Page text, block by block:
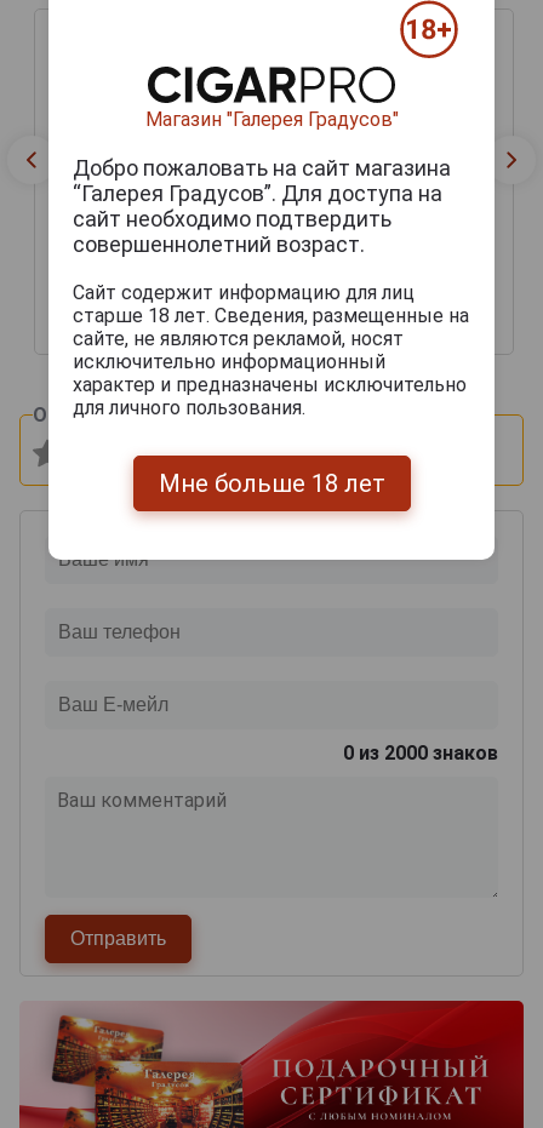
Gelas 2004 Арманьяк
Желас 2004г 0.7л в
подарочной упаковке
10 521 руб.
Gelas 2004 Арманьяк
подарочной упаковке
8 528 руб.
Оцените и напишите отзыв:
0 из 2000 знаков
Магазин "Галерея Градусов"
Добро пожаловать на сайт магазина
“Галерея Градусов”. Для доступа на
сайт необходимо подтвердить
совершеннолетний возраст.
Сайт содержит информацию для лиц
старше 18 лет. Сведения, размещенные на
сайте, не являются рекламой, носят
исключительно информационный
характер и предназначены исключительно
для личного пользования.
Мне больше 18 лет